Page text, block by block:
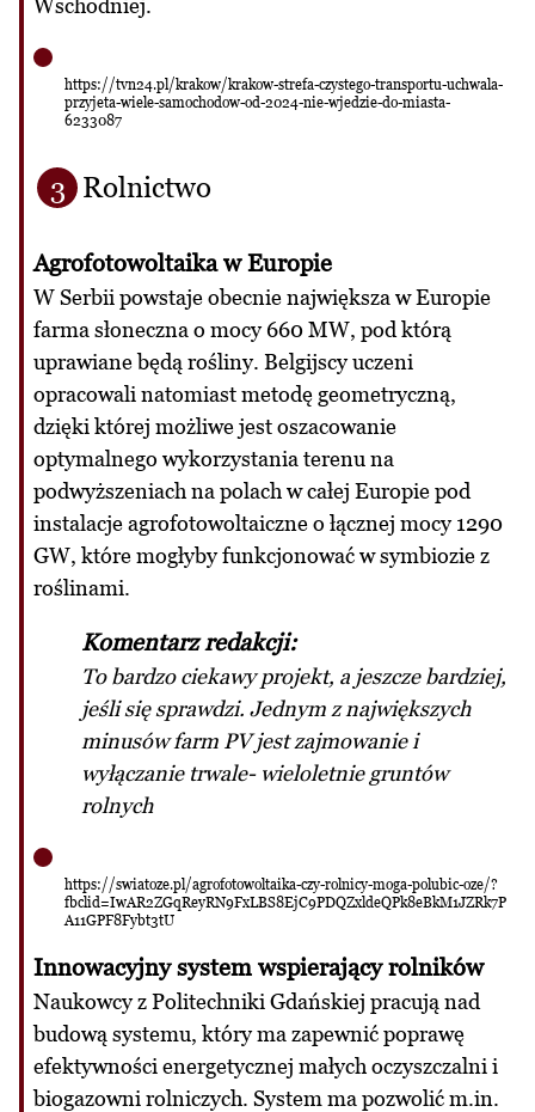
Wschodniej.
https://tvn24.pl/krakow/krakow-strefa-czystego-transportu-uchwala-
przyjeta-wiele-samochodow-od-2024-nie-wjedzie-do-miasta-
6233087
3 Rolnictwo
Agrofotowoltaika w Europie
W Serbii powstaje obecnie największa w Europie
farma słoneczna o mocy 660 MW, pod którą
uprawiane będą rośliny. Belgijscy uczeni
opracowali natomiast metodę geometryczną,
dzięki której możliwe jest oszacowanie
optymalnego wykorzystania terenu na
podwyższeniach na polach w całej Europie pod
instalacje agrofotowoltaiczne o łącznej mocy 1290
GW, które mogłyby funkcjonować w symbiozie z
roślinami.
Komentarz redakcji:
To bardzo ciekawy projekt, a jeszcze bardziej,
jeśli się sprawdzi. Jednym z największych
minusów farm PV jest zajmowanie i
wyłączanie trwale- wieloletnie gruntów
rolnych
https://swiatoze.pl/agrofotowoltaika-czy-rolnicy-moga-polubic-oze/?
fbclid=IwAR2ZGqReyRN9FxLBS8EjC9PDQZxldeQPk8eBkM1JZRk7P
A11GPF8Fybt3tU
Innowacyjny system wspierający rolników
Naukowcy z Politechniki Gdańskiej pracują nad
budową systemu, który ma zapewnić poprawę
efektywności energetycznej małych oczyszczalni i
biogazowni rolniczych. System ma pozwolić m.in.